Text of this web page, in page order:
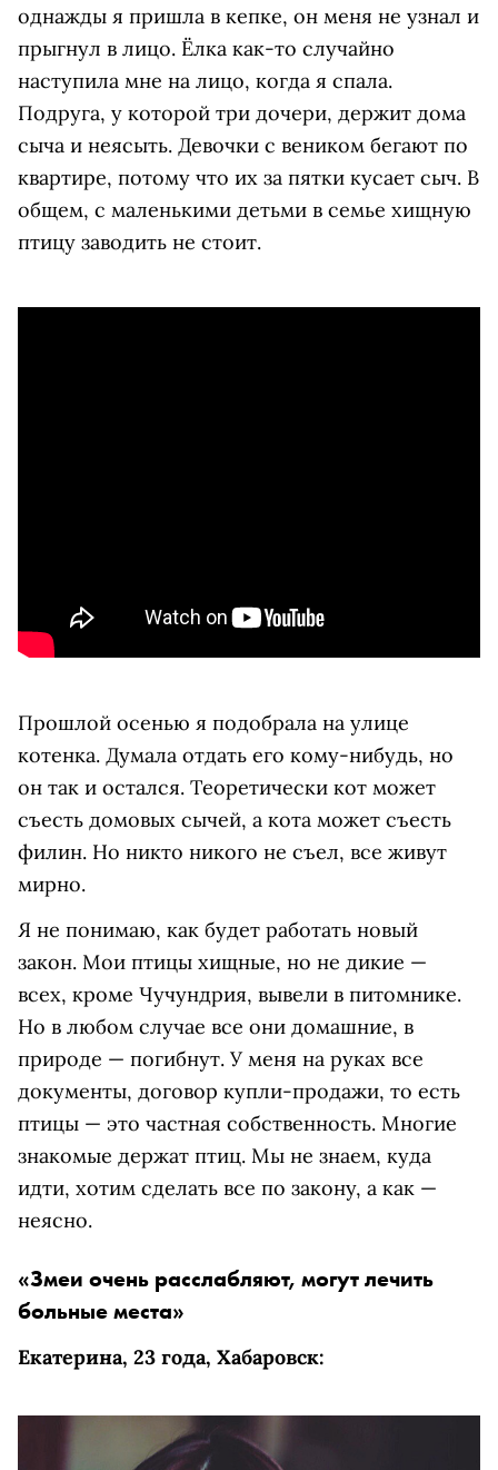
однажды я пришла в кепке, он меня не узнал и
прыгнул в лицо. Ёлка как-то случайно
наступила мне на лицо, когда я спала.
Подруга, у которой три дочери, держит дома
сыча и неясыть. Девочки с веником бегают по
квартире, потому что их за пятки кусает сыч. В
общем, с маленькими детьми в семье хищную
птицу заводить не стоит.
Прошлой осенью я подобрала на улице
котенка. Думала отдать его кому-нибудь, но
он так и остался. Теоретически кот может
съесть домовых сычей, а кота может съесть
филин. Но никто никого не съел, все живут
мирно.
Я не понимаю, как будет работать новый
закон. Мои птицы хищные, но не дикие —
всех, кроме Чучундрия, вывели в питомнике.
Но в любом случае все они домашние, в
природе — погибнут. У меня на руках все
документы, договор купли-продажи, то есть
птицы — это частная собственность. Многие
знакомые держат птиц. Мы не знаем, куда
идти, хотим сделать все по закону, а как —
неясно.
«Змеи очень расслабляют, могут лечить
больные места»
Екатерина, 23 года, Хабаровск: